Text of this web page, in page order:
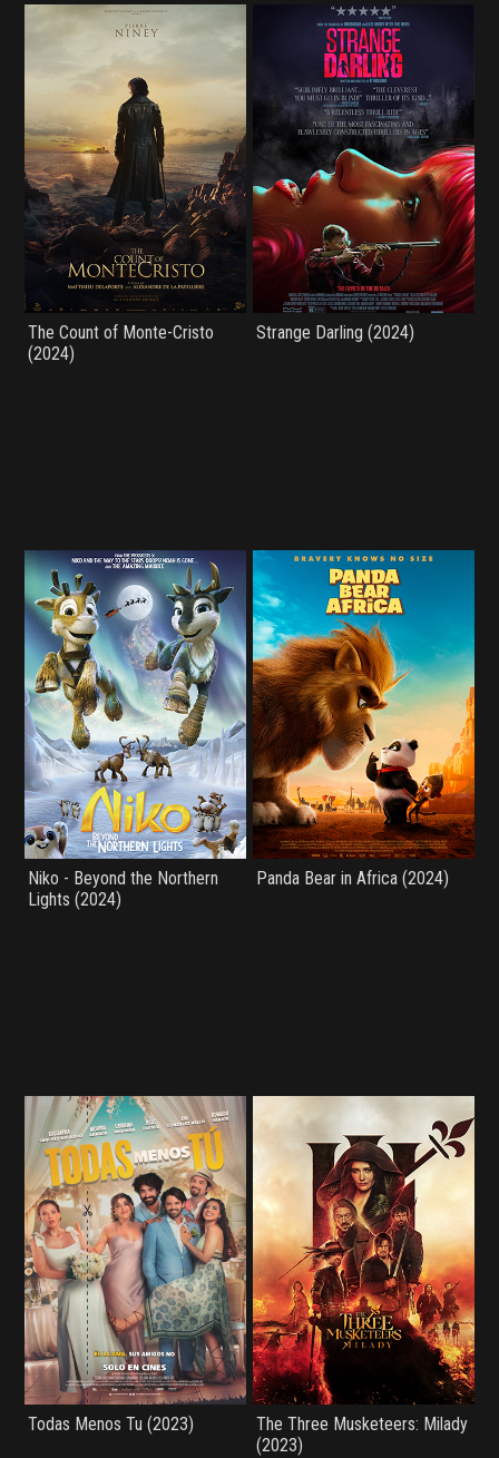
The Count of Monte-Cristo
(2024)
Strange Darling (2024)
Niko - Beyond the Northern
Lights (2024)
Panda Bear in Africa (2024)
Todas Menos Tu (2023)
The Three Musketeers: Milady
(2023)